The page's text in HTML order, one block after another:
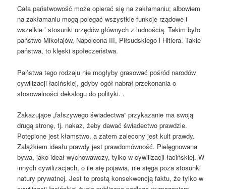
Cała państwowość może opierać się na zakłamaniu; albowiem
na zakłamaniu mogą polegać wszystkie funkcje rządowe i
wszelkie ’ stosunki urzędów głównych z ludnością. Takim było
państwo Mikołajów, Napoleona III, Piłsudskiego i Hitlera. Takie
państwa, to klęski społeczeństwa.
Państwa tego rodzaju nie mogłyby grasować pośród narodów
cywilizacji łacińskiej, gdyby ogół nabrał przekonania o
stosowalności dekalogu do polityki. .
Zakazujące „fałszywego świadectwa” przykazanie ma swoją
drugą stronę, tj. nakaz, żeby dawać świadectwo prawdzie.
Potępione jest kłamstwo, a zatem zalecony jest kult prawdy.
Zalążkiem ideału prawdy jest prawdomówność. Pielęgnowana
bywa, jako ideał wychowawczy, tylko w cywilizacji łacińskiej. W
innych cywilizacjach, o ile się pojawia, nie sięga poza stosunki
natury prywatnej. Jest to prostą konsekwencją faktu, że tylko w